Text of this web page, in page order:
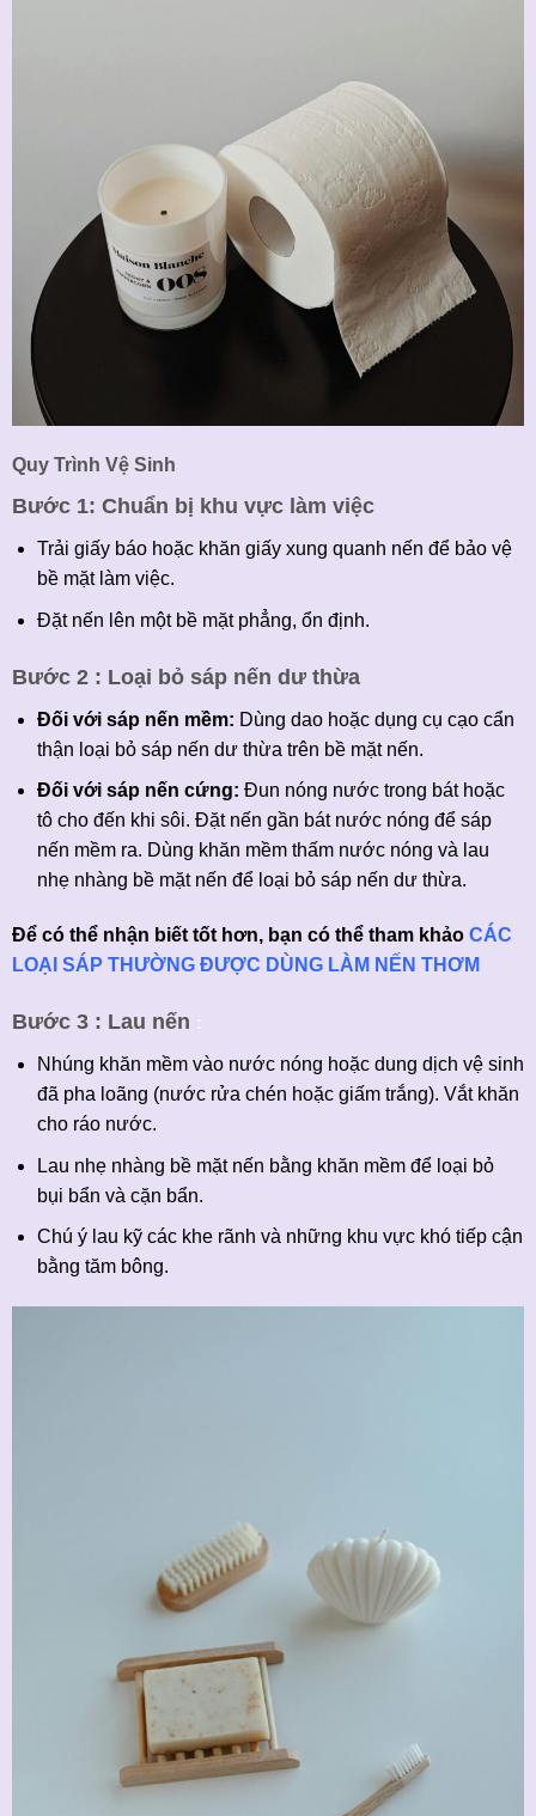
Quy Trình Vệ Sinh
Bước 1: Chuẩn bị khu vực làm việc
Trải giấy báo hoặc khăn giấy xung quanh nến để bảo vệ
bề mặt làm việc.
Đặt nến lên một bề mặt phẳng, ổn định.
Bước 2 : Loại bỏ sáp nến dư thừa
Đối với sáp nến mềm: Dùng dao hoặc dụng cụ cạo cẩn
thận loại bỏ sáp nến dư thừa trên bề mặt nến.
Đối với sáp nến cứng: Đun nóng nước trong bát hoặc
tô cho đến khi sôi. Đặt nến gần bát nước nóng để sáp
nến mềm ra. Dùng khăn mềm thấm nước nóng và lau
nhẹ nhàng bề mặt nến để loại bỏ sáp nến dư thừa.
Để có thể nhận biết tốt hơn, bạn có thể tham khảo CÁC
LOẠI SÁP THƯỜNG ĐƯỢC DÙNG LÀM NẾN THƠM
Bước 3 : Lau nến :
Nhúng khăn mềm vào nước nóng hoặc dung dịch vệ sinh
đã pha loãng (nước rửa chén hoặc giấm trắng). Vắt khăn
cho ráo nước.
Lau nhẹ nhàng bề mặt nến bằng khăn mềm để loại bỏ
bụi bẩn và cặn bẩn.
Chú ý lau kỹ các khe rãnh và những khu vực khó tiếp cận
bằng tăm bông.